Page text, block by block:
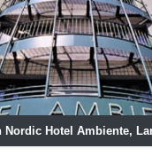
Nordic Hotel Ambiente,